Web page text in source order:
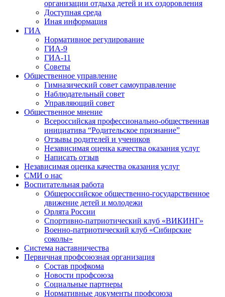
организации отдыха детей и их оздоровления
Доступная среда
Иная информация
ГИА
Нормативное регулирование
ГИА-9
ГИА-11
Советы
Общественное управление
Гимназический совет самоуправление
Наблюдательный совет
Управляющий совет
Общественное мнение
Всероссийская профессионально-общественная
инициатива “Родительское признание”
Отзывы родителей и учеников
Независимая оценка качества оказания услуг
Написать отзыв
Независимая оценка качества оказания услуг
СМИ о нас
Воспитательная работа
Общероссийское общественно-государственное
движение детей и молодежи
Орлята России
Спортивно-патриотический клуб «ВИКИНГ»
Военно-патриотический клуб «Сибирские
соколы»
Система наставничества
Первичная профсоюзная организация
Состав профкома
Новости профсоюза
Социальные партнеры
Нормативные документы профсоюза